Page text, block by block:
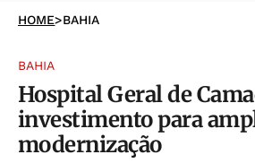
HOME>BAHIA
BAHIA
Hospital Geral de
investimento para
modernização